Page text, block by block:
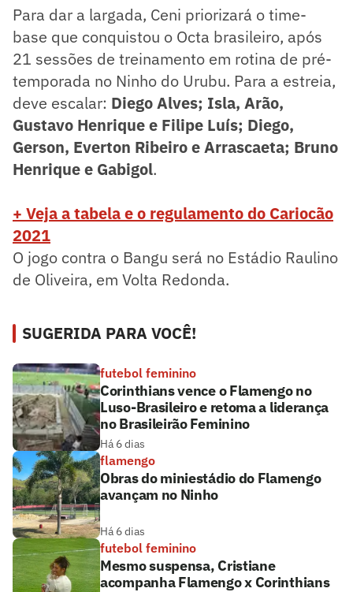
Para dar a largada, Ceni priorizará o time-
base que conquistou o Octa brasileiro, após
21 sessões de treinamento em rotina de pré-
temporada no Ninho do Urubu. Para a estreia,
deve escalar: Diego Alves; Isla, Arão,
Gustavo Henrique e Filipe Luís; Diego,
Gerson, Everton Ribeiro e Arrascaeta; Bruno
Henrique e Gabigol.
+ Veja a tabela e o regulamento do Cariocão
2021
O jogo contra o Bangu será no Estádio Raulino
de Oliveira, em Volta Redonda.
SUGERIDA PARA VOCÊ!
futebol feminino
Corinthians vence o Flamengo no
Luso-Brasileiro e retoma a liderança
no Brasileirão Feminino
Há 6 dias
flamengo
Obras do miniestádio do Flamengo
avançam no Ninho
Há 6 dias
futebol feminino
Mesmo suspensa, Cristiane
acompanha Flamengo x Corinthians